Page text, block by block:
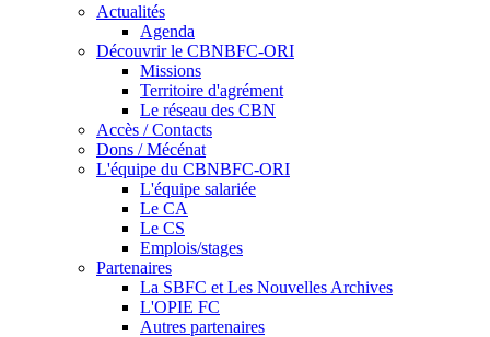
Actualités
Agenda
Découvrir le CBNBFC-ORI
Missions
Territoire d'agrément
Le réseau des CBN
Accès / Contacts
Dons / Mécénat
L'équipe du CBNBFC-ORI
L'équipe salariée
Le CA
Le CS
Emplois/stages
Partenaires
La SBFC et Les Nouvelles Archives
L'OPIE FC
Autres partenaires